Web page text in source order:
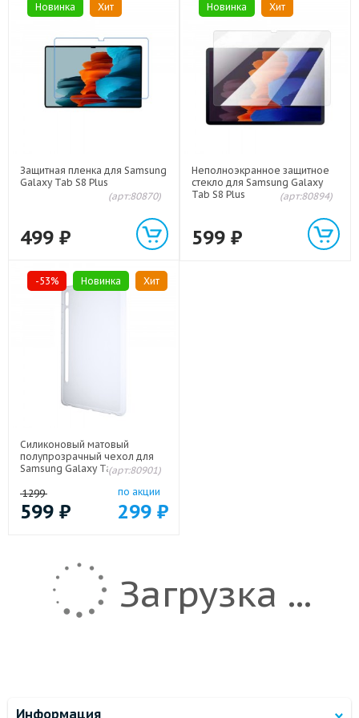
Новинка Хит
Защитная пленка для Samsung
Galaxy Tab S8 Plus
(арт:80870)
499 ₽
Новинка Хит
Неполноэкранное защитное
стекло для Samsung Galaxy
Tab S8 Plus
(арт:80894)
599 ₽
-53% Новинка Хит
Силиконовый матовый
полупрозрачный чехол для
Samsung Galaxy Tab S8 Plus
(арт:80901)
1299
599 ₽
по акции
299 ₽
Загрузка ...
Информация